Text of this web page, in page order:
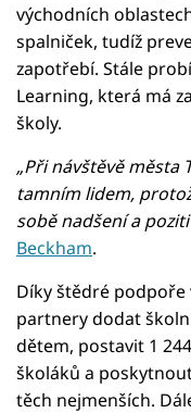
východních
spalniček, tudíž
zapotřebí. Stále
Learning, která má
školy.
„Při návštěvě města
tamním lidem,
sobě nadšení a
Beckham.
Díky štědré podpoře
partnery dodat
dětem, postavit 1
školáků a
těch nejmenších.